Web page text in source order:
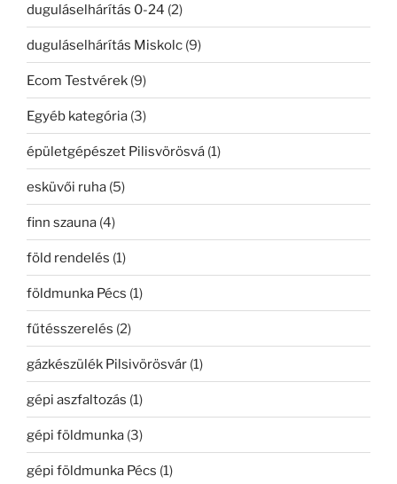
duguláselhárítás 0-24 (2)
duguláselhárítás Miskolc (9)
Ecom Testvérek (9)
Egyéb kategória (3)
épületgépészet Pilisvörösvá (1)
esküvői ruha (5)
finn szauna (4)
föld rendelés (1)
földmunka Pécs (1)
fűtésszerelés (2)
gázkészülék Pilsivörösvár (1)
gépi aszfaltozás (1)
gépi földmunka (3)
gépi földmunka Pécs (1)